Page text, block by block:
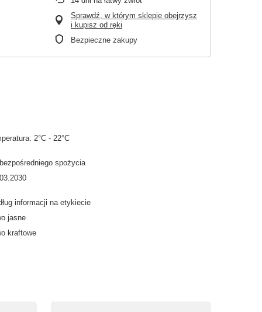
Sprawdź, w którym sklepie obejrzysz
i kupisz od ręki
Bezpieczne zakupy
2°C - 22°C
spożycia
informacji na etykiecie
jasne
kraftowe